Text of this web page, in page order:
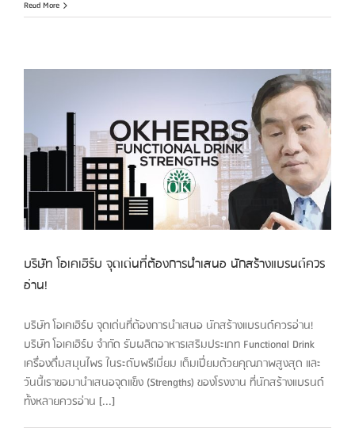
Read More
บริษัท โอเคเฮิร์บ จุดเด่นที่ต้องการนำเสนอ นักสร้างแบรนด์ควร
อ่าน!
บริษัท โอเคเฮิร์บ จุดเด่นที่ต้องการนำเสนอ นักสร้างแบรนด์ควรอ่าน!
บริษัท โอเคเฮิร์บ จำกัด รับผลิตอาหารเสริมประเภท Functional Drink
เครื่องดื่มสมุนไพร ในระดับพรีเมี่ยม เต็มเปี่ยมด้วยคุณภาพสูงสุด และ
วันนี้เราขอมานำเสนอจุดแข็ง (Strengths) ของโรงงาน ที่นักสร้างแบรนด์
ทั้งหลายควรอ่าน [...]